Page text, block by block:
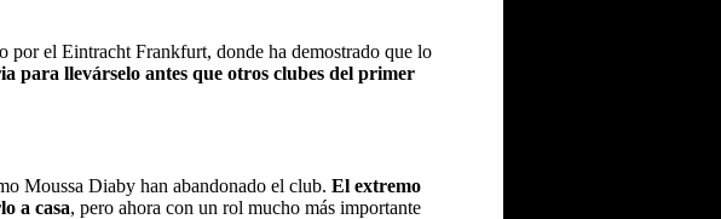
por el Eintracht Frankfurt, donde ha demostrado que lo
para llevárselo antes que otros clubes del primer
Moussa Diaby han abandonado el club. El extremo
a casa, pero ahora con un rol mucho más importante